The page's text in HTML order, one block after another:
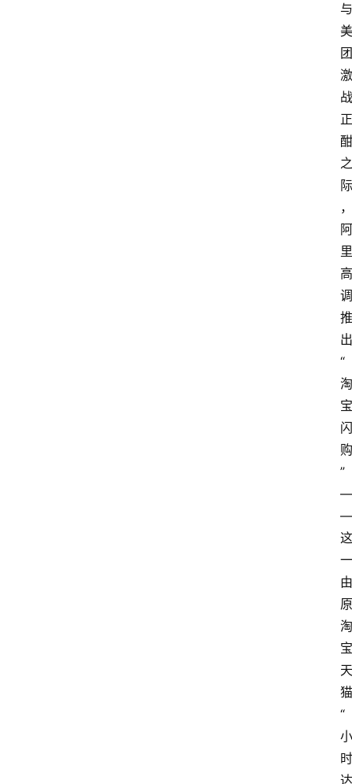
与
美
团
激
战
正
酣
之
际
，
阿
里
高
调
推
出
“
淘
宝
闪
购
”
—
—
这
一
由
原
淘
宝
天
猫
“
小
时
达